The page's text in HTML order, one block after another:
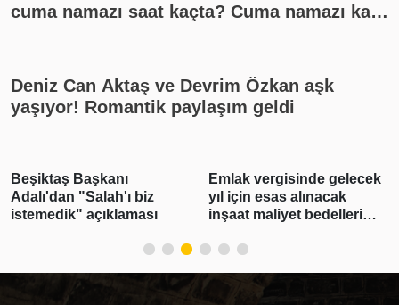
cuma namazı saat kaçta? Cuma namazı kaç
Deniz Can Aktaş ve Devrim Özkan aşk
yaşıyor! Romantik paylaşım geldi
Beşiktaş Başkanı
Adalı'dan "Salah'ı biz
istemedik" açıklaması
Emlak vergisinde gelecek
yıl için esas alınacak
inşaat maliyet bedelleri